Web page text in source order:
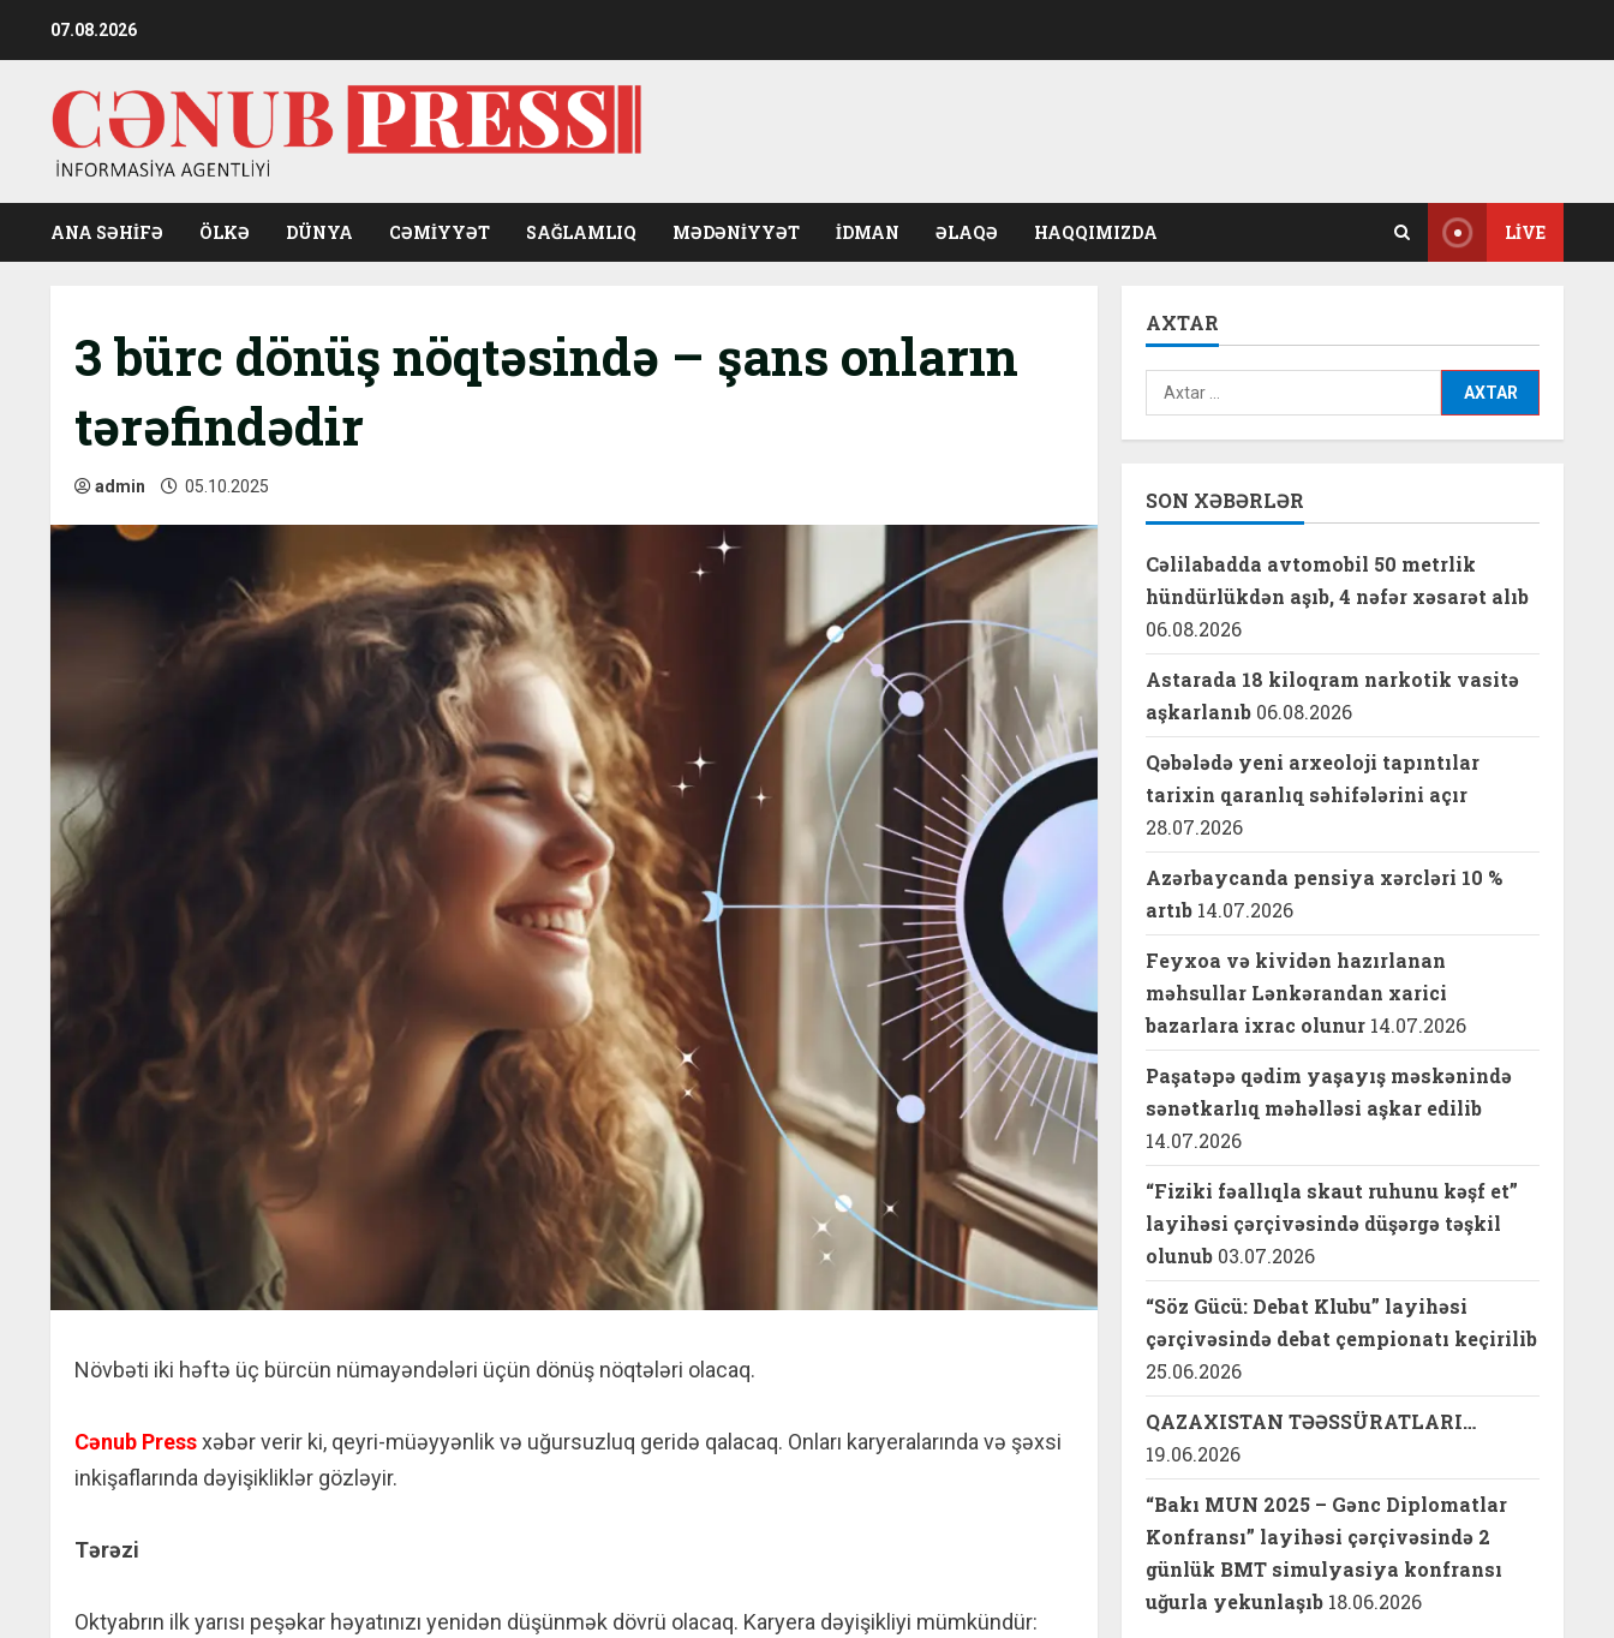
07.08.2026
ANA SƏHİFƏ ÖLKƏ DÜNYA CƏMIYYƏT SAĞLAMLIQ MƏDƏNIYYƏT İDMAN ƏLAQƏ HAQQIMIZDA LIVE
3 bürc dönüş nöqtəsində – şans onların
tərəfindədir
admin 05.10.2025
Növbəti iki həftə üç bürcün nümayəndələri üçün dönüş nöqtələri olacaq.
Cənub Pressxəbər verir ki, qeyri-müəyyənlik və uğursuzluq geridə qalacaq. Onları karyeralarında və şəxsi
inkişaflarında dəyişikliklər gözləyir.
Tərəzi
Oktyabrın ilk yarısı peşəkar həyatınızı yenidən düşünmək dövrü olacaq. Karyera dəyişikliyi mümkündür:
AXTAR
Axtarış:
SON XƏBƏRLƏR
Cəlilabadda avtomobil 50 metrlik
hündürlükdən aşıb, 4 nəfər xəsarət alıb
06.08.2026
Astarada 18 kiloqram narkotik vasitə
aşkarlanıb 06.08.2026
Qəbələdə yeni arxeoloji tapıntılar
tarixin qaranlıq səhifələrini açır
28.07.2026
Azərbaycanda pensiya xərcləri 10 %
artıb 14.07.2026
Feyxoa və kividən hazırlanan
məhsullar Lənkərandan xarici
bazarlara ixrac olunur 14.07.2026
Paşatəpə qədim yaşayış məskənində
sənətkarlıq məhəlləsi aşkar edilib
14.07.2026
“Fiziki fəallıqla skaut ruhunu kəşf et”
layihəsi çərçivəsində düşərgə təşkil
olunub 03.07.2026
“Söz Gücü: Debat Klubu” layihəsi
çərçivəsində debat çempionatı keçirilib
25.06.2026
QAZAXISTAN TƏƏSSÜRATLARI…
19.06.2026
“Bakı MUN 2025 – Gənc Diplomatlar
Konfransı” layihəsi çərçivəsində 2
günlük BMT simulyasiya konfransı
uğurla yekunlaşıb 18.06.2026